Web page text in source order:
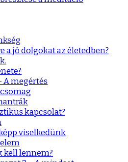
a jó dolgokat az életedben?
A megértés
kapcsolat?
viselkedünk
kell lennem?